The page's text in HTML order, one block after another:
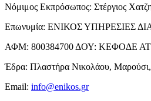
Νόμιμος Εκπρόσωπος: Στέργιος
Επωνυμία: ΕΝΙΚΟΣ ΥΠΗΡΕΣΙΕΣ
ΑΦΜ: 800384700 ΔΟΥ: ΚΕΦΟΔΕ
Έδρα: Πλαστήρα Νικολάου,
Email: info@enikos.gr